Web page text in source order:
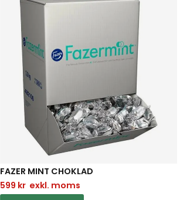
FAZER MINT CHOKLAD
599 krexkl. moms